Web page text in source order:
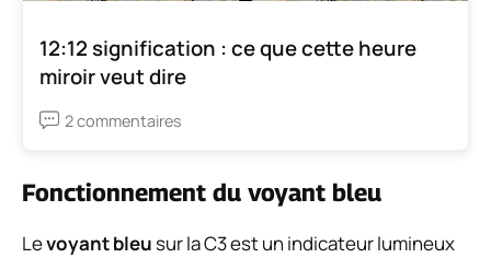
12:12 signification : ce que cette heure
miroir veut dire
2 commentaires
Fonctionnement du voyant bleu
Levoyant bleusur la C3 est un indicateur lumineux